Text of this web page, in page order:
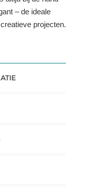
– de ideale
projecten.